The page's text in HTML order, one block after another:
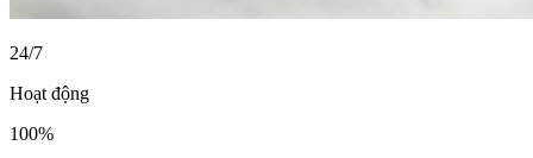
24/7
Hoạt động
100%